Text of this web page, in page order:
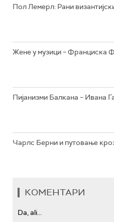
Пол Лемерл: Рани
Жене у музици – Франциска
Пијанизми Балкана – Ивана
Чарлс Берни и путовање
КОМЕНТАРИ
Da, ali...